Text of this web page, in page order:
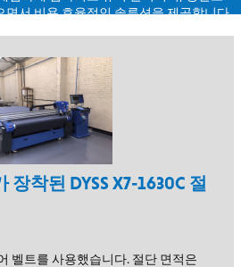
면서 비용 효율적인 솔루션을 제공합니다.
착된 DYSS X7-1630C 절
벨트를 사용했습니다. 절단 면적은